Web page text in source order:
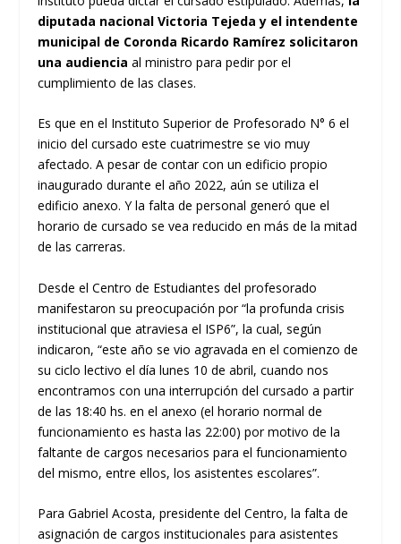
diputada nacional Victoria Tejeda y el intendente
municipal de Coronda Ricardo Ramírez solicitaron
una audiencia al ministro para pedir por el
cumplimiento de las clases.
Es que en el Instituto Superior de Profesorado N° 6 el
inicio del cursado este cuatrimestre se vio muy
afectado. A pesar de contar con un edificio propio
inaugurado durante el año 2022, aún se utiliza el
edificio anexo. Y la falta de personal generó que el
horario de cursado se vea reducido en más de la mitad
de las carreras.
Desde el Centro de Estudiantes del profesorado
manifestaron su preocupación por “la profunda crisis
institucional que atraviesa el ISP6”, la cual, según
indicaron, “este año se vio agravada en el comienzo de
su ciclo lectivo el día lunes 10 de abril, cuando nos
encontramos con una interrupción del cursado a partir
de las 18:40 hs. en el anexo (el horario normal de
funcionamiento es hasta las 22:00) por motivo de la
faltante de cargos necesarios para el funcionamiento
del mismo, entre ellos, los asistentes escolares”.
Para Gabriel Acosta, presidente del Centro, la falta de
asignación de cargos institucionales para asistentes